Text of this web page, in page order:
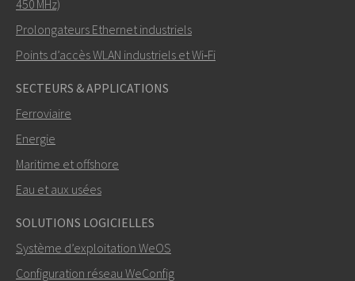
450 MHz)
Prolongateurs Ethernet industriels
Points d’accès WLAN industriels et Wi‑Fi
SECTEURS & APPLICATIONS
Ferroviaire
Energie
Maritime et offshore
Eau et aux usées
SOLUTIONS LOGICIELLES
Système d’exploitation WeOS
Configuration réseau WeConfig